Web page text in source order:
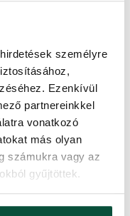
személyre
Ezenkívül
partnereinkkel
vonatkozó
más olyan
számukra vagy az
gyűjtöttek.